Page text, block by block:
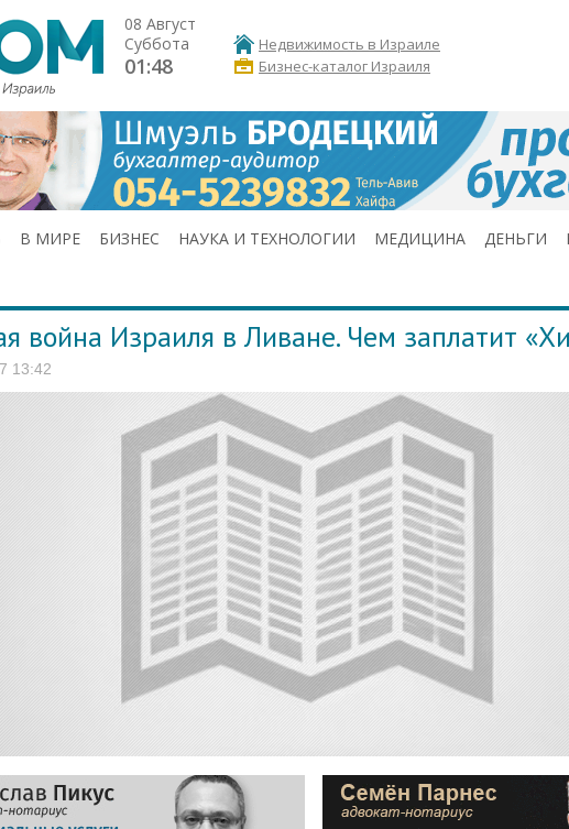
08 Август
Суббота
01:48
Недвижимость в Израиле
Бизнес-каталог Израиля
В МИРЕ БИЗНЕС НАУКА И ТЕХНОЛОГИИ МЕДИЦИНА ДЕНЬГИ
война Израиля в Ливане. Чем заплатит
13:42